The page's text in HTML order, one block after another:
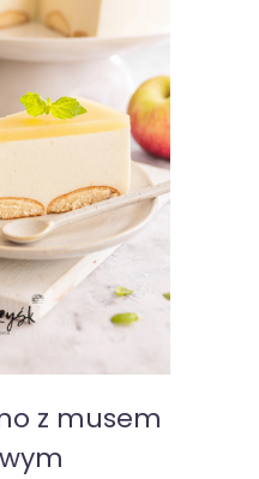
z musem